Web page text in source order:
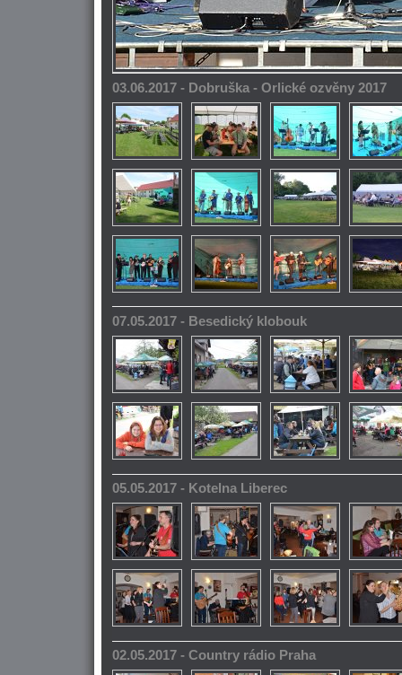
03.06.2017 - Dobruška - Orlické ozvěny 2017
07.05.2017 - Besedický klobouk
05.05.2017 - Kotelna Liberec
02.05.2017 - Country rádio Praha